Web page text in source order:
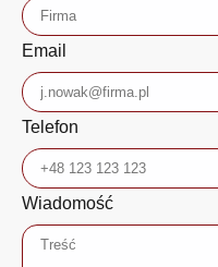
Email
Telefon
Wiadomość